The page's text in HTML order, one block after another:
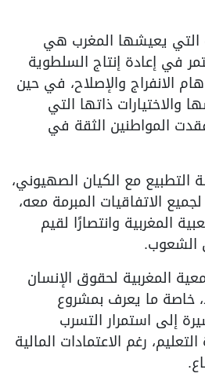
التي يعيشها المغرب هي
في إعادة إنتاج السلطوية
الانفراج والإصلاح، في حين
والاختيارات ذاتها التي
المواطنين الثقة في
التطبيع مع الكيان الصهيوني،
الاتفاقيات المبرمة معه،
المغربية وانتصارًا لقيم
الشعوب.
المغربية لحقوق الإنسان
خاصة ما يعرف بمشروع
إلى استمرار التسرب
رغم الاعتمادات المالية